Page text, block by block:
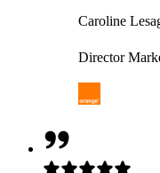
Caroline
Director